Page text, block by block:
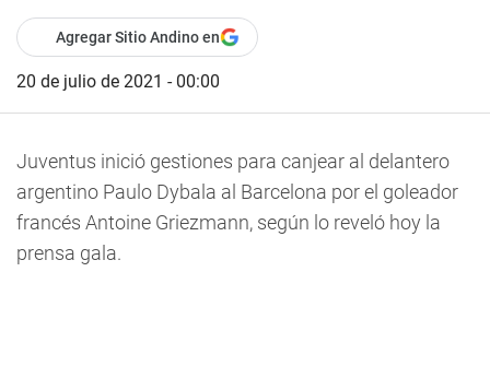
Agregar Sitio Andino en
20 de julio de 2021 - 00:00
Juventus inició gestiones para canjear al delantero
argentino Paulo Dybala al Barcelona por el goleador
francés Antoine Griezmann, según lo reveló hoy la
prensa gala.